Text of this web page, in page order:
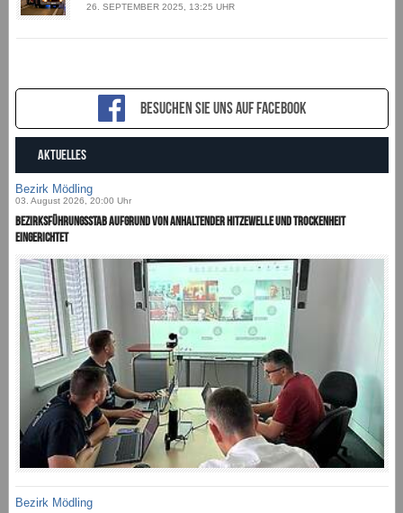
26. SEPTEMBER 2025, 13:25 UHR
Besuchen sie uns auf Facebook
AKTUELLES
Bezirk Mödling
03. August 2026, 20:00 Uhr
Bezirksführungsstab aufgrund von anhaltender Hitzewelle und Trockenheit
eingerichtet
Bezirk Mödling